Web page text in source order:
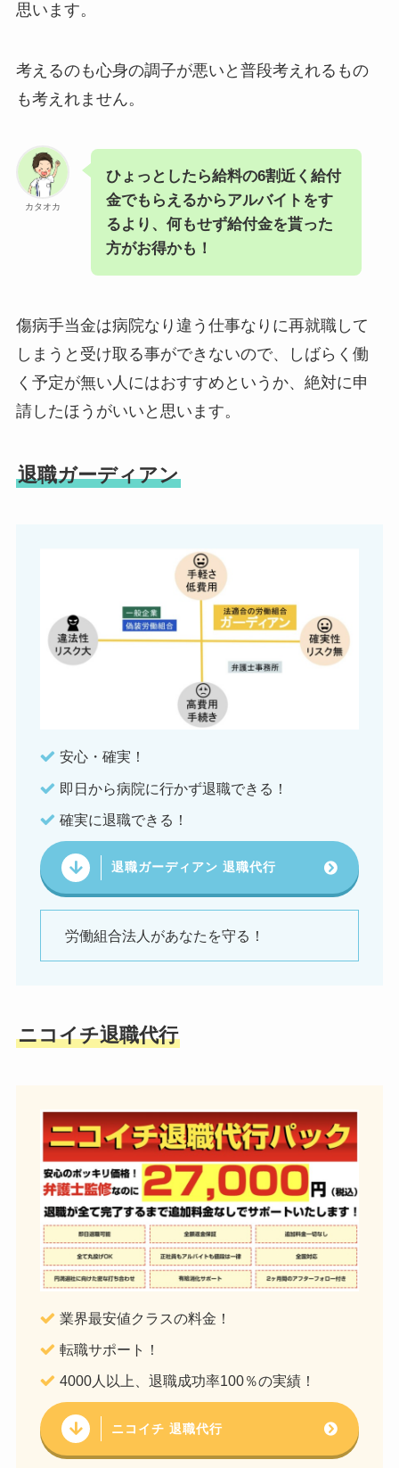
思います。
考えるのも心身の調子が悪いと普段考えれるもの
も考えれません。
カタオカ
ひょっとしたら給料の6割近く給付
金でもらえるからアルバイトをす
るより、何もせず給付金を貰った
方がお得かも！
傷病手当金は病院なり違う仕事なりに再就職して
しまうと受け取る事ができないので、しばらく働
く予定が無い人にはおすすめというか、絶対に申
請したほうがいいと思います。
退職ガーディアン
安心・確実！
即日から病院に行かず退職できる！
確実に退職できる！
退職ガーディアン 退職代行
労働組合法人があなたを守る！
ニコイチ退職代行
業界最安値クラスの料金！
転職サポート！
4000人以上、退職成功率100％の実績！
ニコイチ 退職代行